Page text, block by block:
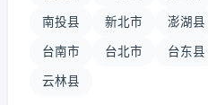
南投县 新北市 澎湖县
台南市 台北市 台东县
云林县